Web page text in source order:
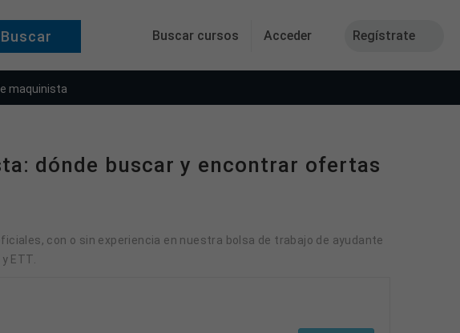
Buscar cursos Acceder Regístrate
maquinista
dónde buscar y encontrar ofertas
con o sin experiencia en nuestra bolsa de trabajo de ayudante
ETT.